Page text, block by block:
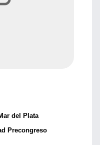
del Plata
Precongreso